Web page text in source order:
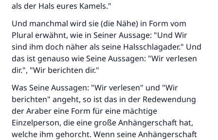
als der Hals eures Kamels."
Und manchmal wird sie (die Nähe) in Form vom
Plural erwähnt, wie in Seiner Aussage: "Und Wir
sind ihm doch näher als seine Halsschlagader." Und
das ist genauso wie Seine Aussagen: "Wir verlesen
dir.", "Wir berichten dir."
Was Seine Aussagen: "Wir verlesen" und "Wir
berichten" angeht, so ist das in der Redewendung
der Araber eine Form für eine mächtige
Einzelperson, die eine große Anhängerschaft hat,
welche ihm gehorcht. Wenn seine Anhängerschaft
Beitrag dazu